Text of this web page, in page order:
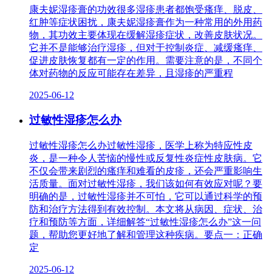
康夫妮湿疹膏的功效很多湿疹患者都饱受瘙痒、脱皮、
红肿等症状困扰，康夫妮湿疹膏作为一种常用的外用药
物，其功效主要体现在缓解湿疹症状，改善皮肤状况。
它并不是能够治疗湿疹，但对于控制炎症、减缓瘙痒、
促进皮肤恢复都有一定的作用。需要注意的是，不同个
体对药物的反应可能存在差异，且湿疹的严重程
2025-06-12
过敏性湿疹怎么办
过敏性湿疹怎么办过敏性湿疹，医学上称为特应性皮
炎，是一种令人苦恼的慢性或反复性炎症性皮肤病。它
不仅会带来剧烈的瘙痒和难看的皮疹，还会严重影响生
活质量。面对过敏性湿疹，我们该如何有效应对呢？要
明确的是，过敏性湿疹并不可怕，它可以通过科学的预
防和治疗方法得到有效控制。本文将从病因、症状、治
疗和预防等方面，详细解答“过敏性湿疹怎么办”这一问
题，帮助您更好地了解和管理这种疾病。要点一：正确
定
2025-06-12